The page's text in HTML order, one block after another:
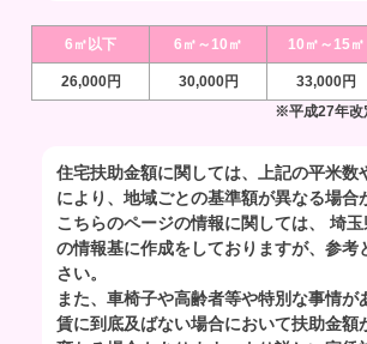
6㎡以下 6㎡～10㎡ 10㎡～15㎡
26,000円 30,000円 33,000円
※平成27年改
住宅扶助金額に関しては、上記の平米数
により、地域ごとの基準額が異なる場合
こちらのページの情報に関しては、 埼
の情報基に作成をしておりますが、参考
さい。
また、車椅子や高齢者等や特別な事情が
賃に到底及ばない場合において扶助金額